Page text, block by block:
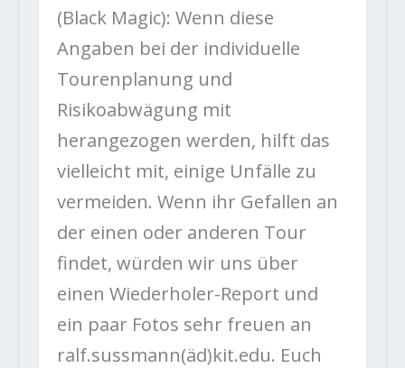
(Black Magic): Wenn diese
Angaben bei der individuelle
Tourenplanung und
Risikoabwägung mit
herangezogen werden, hilft das
vielleicht mit, einige Unfälle zu
vermeiden. Wenn ihr Gefallen an
der einen oder anderen Tour
findet, würden wir uns über
einen Wiederholer-Report und
ein paar Fotos sehr freuen an
ralf.sussmann(äd)kit.edu. Euch